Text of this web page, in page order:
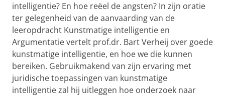
intelligentie? En hoe reëel de angsten? In zijn oratie
ter gelegenheid van de aanvaarding van de
leeropdracht Kunstmatige intelligentie en
Argumentatie vertelt prof.dr. Bart Verheij over goede
kunstmatige intelligentie, en hoe we die kunnen
bereiken. Gebruikmakend van zijn ervaring met
juridische toepassingen van kunstmatige
intelligentie zal hij uitleggen hoe onderzoek naar